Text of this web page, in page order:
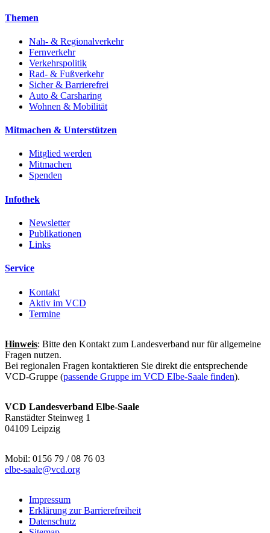
Themen
Nah- & Regionalverkehr
Fernverkehr
Verkehrspolitik
Rad- & Fußverkehr
Sicher & Barrierefrei
Auto & Carsharing
Wohnen & Mobilität
Mitmachen & Unterstützen
Mitglied werden
Mitmachen
Spenden
Infothek
Newsletter
Publikationen
Links
Service
Kontakt
Aktiv im VCD
Termine
Hinweis: Bitte den Kontakt zum Landesverband nur für allgemeine
Fragen nutzen.
Bei regionalen Fragen kontaktieren Sie direkt die entsprechende
VCD-Gruppe (passende Gruppe im VCD Elbe-Saale finden).
VCD Landesverband Elbe-Saale
Ranstädter Steinweg 1
04109 Leipzig
Mobil: 0156 79 / 08 76 03
elbe-saale@vcd.org
Impressum
Erklärung zur Barrierefreiheit
Datenschutz